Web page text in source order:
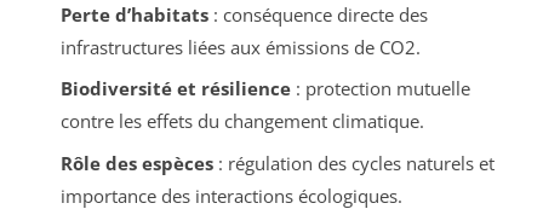
Perte d’habitats: conséquence directe des
infrastructures liées aux émissions de CO2.
Biodiversité et résilience: protection mutuelle
contre les effets du changement climatique.
Rôle des espèces: régulation des cycles naturels et
importance des interactions écologiques.